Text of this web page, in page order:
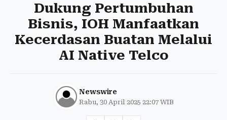
Dukung Pertumbuhan
Bisnis, IOH Manfaatkan
Kecerdasan Buatan Melalui
AI Native Telco
Newswire
Rabu, 30 April 2025 22:07 WIB